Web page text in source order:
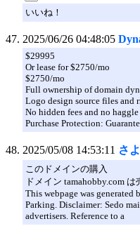
いいね！
2025/06/26 04:48:05
$29995
Or lease for $2750/mo
$2750/mo
Full ownership of domain
Logo design source files and
No hidden fees and no haggle
Purchase Protection:
2025/05/08 14:53:11 さ
このドメインの購入
ドメイン tamahobby.com
This webpage was generated
Parking. Disclaimer: Sedo
advertisers. Reference to a